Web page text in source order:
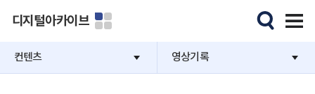
디지털아카이브
컨텐츠 영상기록